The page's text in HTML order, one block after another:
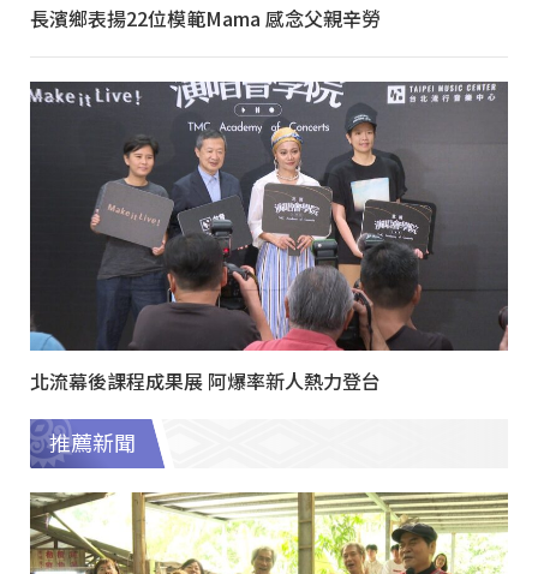
長濱鄉表揚22位模範Mama 感念父親辛勞
北流幕後課程成果展 阿爆率新人熱力登台
推薦新聞